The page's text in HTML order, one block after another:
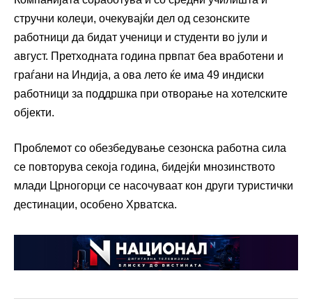
стручни колеџи, очекувајќи дел од сезонските
работници да бидат ученици и студенти во јули и
август. Претходната година првпат беа вработени и
граѓани на Индија, а ова лето ќе има 49 индиски
работници за поддршка при отворање на хотелските
објекти.
Проблемот со обезбедување сезонска работна сила
се повторува секоја година, бидејќи мнозинството
млади Црногорци се насочуваат кон други туристички
дестинации, особено Хрватска.